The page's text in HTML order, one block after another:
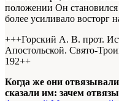
положении Он
более усиливало восторг
+++Горский А. В. прот.
Апостольской. Свято-
192++
Когда же они отвязывали
сказали им: зачем